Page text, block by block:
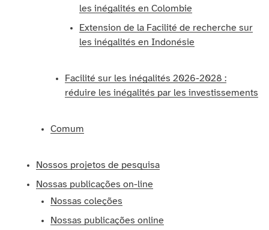
les inégalités en Colombie
Extension de la Facilité de recherche sur
les inégalités en Indonésie
Facilité sur les inégalités 2026-2028 :
réduire les inégalités par les investissements
Comum
Nossos projetos de pesquisa
Nossas publicações on-line
Nossas coleções
Nossas publicações online